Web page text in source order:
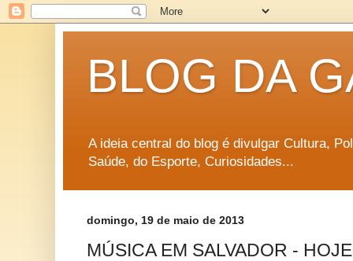
BLOG DA
A ideia central do blog é divulgar Cultura,
Saúde, do Esporte, Curiosidades...
domingo, 19 de maio de 2013
MÚSICA EM SALVADOR -